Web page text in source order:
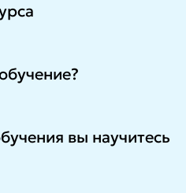
вы научитесь